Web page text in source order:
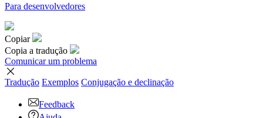
Para desenvolvedores
Copiar
Copia a tradução
Comunicar um problema
Tradução Exemplos Conjugação e declinação
Feedback